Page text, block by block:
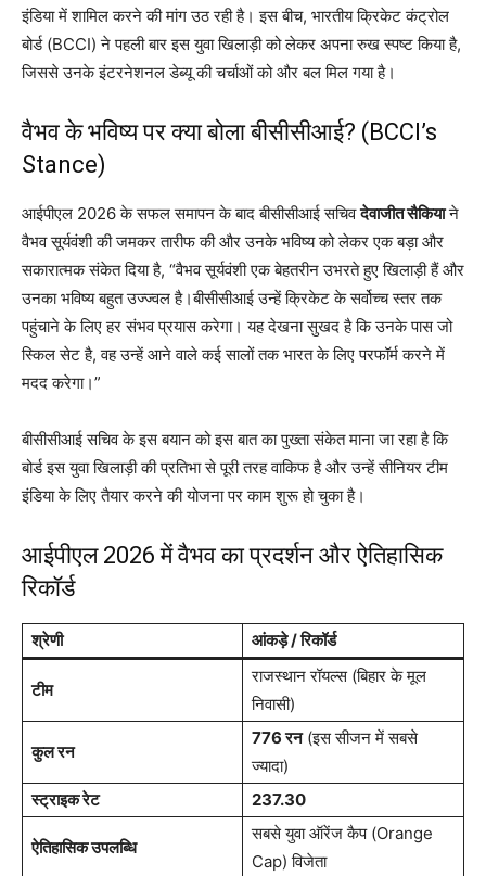
इंडिया में शामिल करने की मांग उठ रही है। इस बीच, भारतीय क्रिकेट कंट्रोल
बोर्ड (BCCI) ने पहली बार इस युवा खिलाड़ी को लेकर अपना रुख स्पष्ट किया है,
जिससे उनके इंटरनेशनल डेब्यू की चर्चाओं को और बल मिल गया है।
वैभव के भविष्य पर क्या बोला बीसीसीआई? (BCCI’s
Stance)
आईपीएल 2026 के सफल समापन के बाद बीसीसीआई सचिवदेवाजीत सैकियाने
वैभव सूर्यवंशी की जमकर तारीफ की और उनके भविष्य को लेकर एक बड़ा और
सकारात्मक संकेत दिया है, “वैभव सूर्यवंशी एक बेहतरीन उभरते हुए खिलाड़ी हैं और
उनका भविष्य बहुत उज्ज्वल है।बीसीसीआई उन्हें क्रिकेट के सर्वोच्च स्तर तक
पहुंचाने के लिए हर संभव प्रयास करेगा। यह देखना सुखद है कि उनके पास जो
स्किल सेट है, वह उन्हें आने वाले कई सालों तक भारत के लिए परफॉर्म करने में
मदद करेगा।”
बीसीसीआई सचिव के इस बयान को इस बात का पुख्ता संकेत माना जा रहा है कि
बोर्ड इस युवा खिलाड़ी की प्रतिभा से पूरी तरह वाकिफ है और उन्हें सीनियर टीम
इंडिया के लिए तैयार करने की योजना पर काम शुरू हो चुका है।
आईपीएल 2026 में वैभव का प्रदर्शन और ऐतिहासिक
रिकॉर्ड
श्रेणी आंकड़े / रिकॉर्ड
टीम
राजस्थान रॉयल्स (बिहार के मूल
निवासी)
कुल रन
776 रन(इस सीजन में सबसे
ज्यादा)
स्ट्राइक रेट
237.30
ऐतिहासिक उपलब्धि
सबसे युवा ऑरेंज कैप (Orange
Cap) विजेता